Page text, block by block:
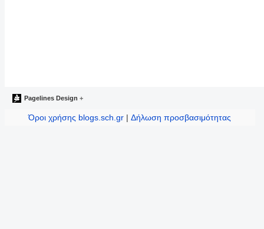
Pagelines Design +
Όροι χρήσης blogs.sch.gr |Δήλωση προσβασιμότητας